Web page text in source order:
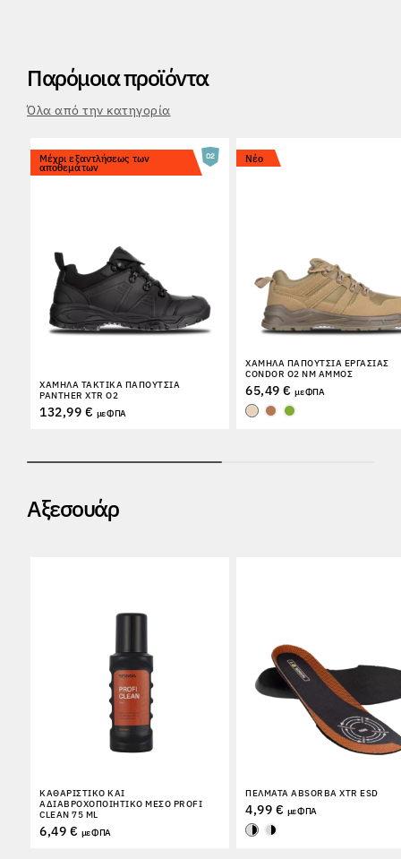
Παρόμοια προϊόντα
Όλα από την κατηγορία
Μέχρι εξαντλήσεως των
αποθεμάτων
ΧΑΜΗΛΆ ΤΑΚΤΙΚΆ ΠΑΠΟΎΤΣΙΑ
PANTHER XTR O2
132,99 € με ΦΠΑ
Νέο
ΧΑΜΗΛΆ ΠΑΠΟΎΤΣΙΑ ΕΡΓΑΣΊΑΣ
CONDOR O2 NM ΆΜΜΟΣ
65,49 € με ΦΠΑ
Αξεσουάρ
ΚΑΘΑΡΙΣΤΙΚΌ ΚΑΙ
ΑΔΙΑΒΡΟΧΟΠΟΙΗΤΙΚΌ ΜΈΣΟ PROFI
CLEAN 75 ML
6,49 € με ΦΠΑ
ΠΈΛΜΑΤΑ ABSORBA XTR ESD
4,99 € με ΦΠΑ